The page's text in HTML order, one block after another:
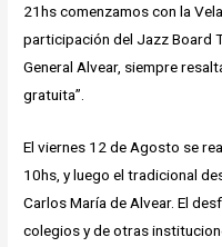
21hs comenzamos con la
participación del Jazz Board
General Alvear, siempre
gratuita”.
El viernes 12 de Agosto se
10hs, y luego el tradicional
Carlos María de Alvear. El
colegios y de otras